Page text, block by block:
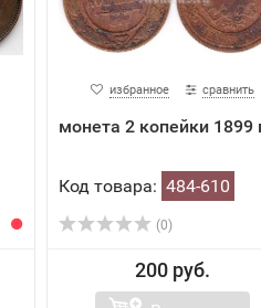
избранное сравнить
монета 2 копейки 1899
Код товара: 484-610
(0)
200 руб.